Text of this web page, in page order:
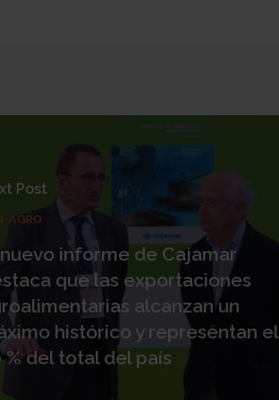
Post
AGRO
nuevo informe de Cajamar
que las exportaciones
alcanzan un
histórico y representan el
% del total del país